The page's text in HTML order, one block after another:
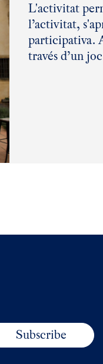
L'activitat
l’activitat,
participativa.
través d’un